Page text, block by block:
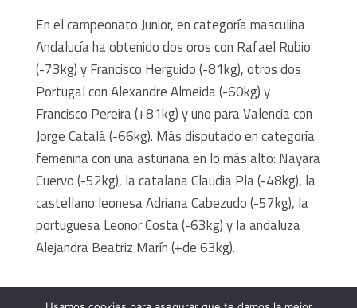
En el campeonato Junior, en categoría masculina
Andalucía ha obtenido dos oros con Rafael Rubio
(-73kg) y Francisco Herguido (-81kg), otros dos
Portugal con Alexandre Almeida (-60kg) y
Francisco Pereira (+81kg) y uno para Valencia con
Jorge Catalá (-66kg). Más disputado en categoría
femenina con una asturiana en lo más alto: Nayara
Cuervo (-52kg), la catalana Claudia Pla (-48kg), la
castellano leonesa Adriana Cabezudo (-57kg), la
portuguesa Leonor Costa (-63kg) y la andaluza
Alejandra Beatriz Marín (+de 63kg).